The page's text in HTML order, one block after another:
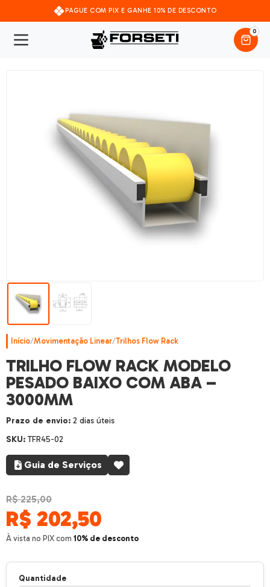
PAGUE COM PIX E GANHE 10% DE DESCONTO
0
Início/Movimentação Linear/Trilhos Flow Rack
TRILHO FLOW RACK MODELO
PESADO BAIXO COM ABA –
3000MM
Prazo de envio: 2 dias úteis
SKU:TFR45-02
Guia de Serviços
R$225,00
R$ 202,50
À vista no PIX com 10% de desconto
Quantidade